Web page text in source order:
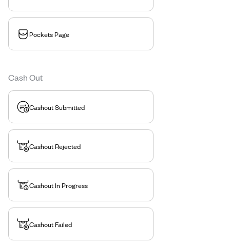
Pockets Page
Cash Out
Cashout Submitted
Cashout Rejected
Cashout In Progress
Cashout Failed